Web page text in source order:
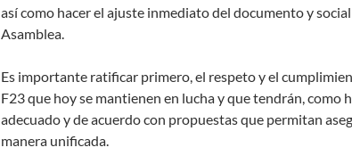
así como hacer el ajuste inmediato del documento y
Asamblea.
Es importante ratificar primero, el respeto y el
F23 que hoy se mantienen en lucha y que tendrán, como
adecuado y de acuerdo con propuestas que permitan
manera unificada.